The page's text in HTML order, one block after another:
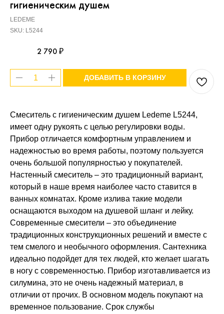
гигиеническим душем
LEDEME
SKU: L5244
2 790 ₽
ДОБАВИТЬ В КОРЗИНУ
Смеситель с гигиеническим душем Ledeme L5244,
имеет одну рукоять с целью регулировки воды.
Прибор отличается комфортным управлением и
надежностью во время работы, поэтому пользуется
очень большой популярностью у покупателей.
Настенный смеситель – это традиционный вариант,
который в наше время наиболее часто ставится в
ванных комнатах. Кроме излива такие модели
оснащаются выходом на душевой шланг и лейку.
Современные смесители – это объединение
традиционных конструкционных решений и вместе с
тем смелого и необычного оформления. Сантехника
идеально подойдет для тех людей, кто желает шагать
в ногу с современностью. Прибор изготавливается из
силумина, это не очень надежный материал, в
отличии от прочих. В основном модель покупают на
временное пользование. Срок службы